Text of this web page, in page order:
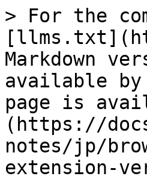
> For the
Markdown
available by
page is
(https://
notes/jp/
extension-